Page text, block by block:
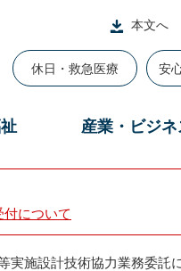
本文へ
休日・救急医療 安
産業・ビジネ
について
実施設計技術協力業務委託